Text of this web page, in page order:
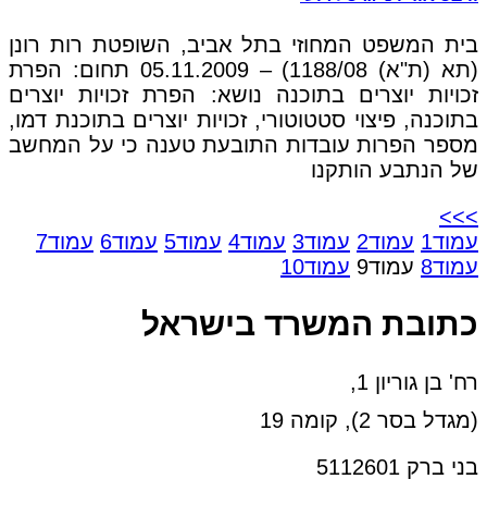
בית המשפט המחוזי בתל אביב, השופטת רות רונן
(תא (ת"א) 1188/08) – 05.11.2009 תחום: הפרת
זכויות יוצרים בתוכנה נושא: הפרת זכויות יוצרים
בתוכנה, פיצוי סטטוטורי, זכויות יוצרים בתוכנת דמו,
מספר הפרות עובדות התובעת טענה כי על המחשב
של הנתבע הותקנו
>>>
עמוד1 עמוד2 עמוד3 עמוד4 עמוד5 עמוד6 עמוד7
עמוד8 עמוד9 עמוד10
כתובת המשרד בישראל
רח' בן גוריון 1,
(מגדל בסר 2), קומה 19
בני ברק 5112601